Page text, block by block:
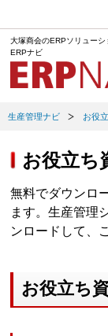
大塚商会のERPソリューシ
ERPナビ
生産管理ナビ お役
お役立ち
無料でダウンロ
ます。生産管理
ンロードして、
お役立ち